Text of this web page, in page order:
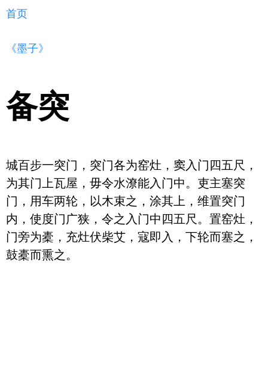
首页
《墨子》
备突
城百步一突门，突门各为窑灶，窦入门四五尺，
为其门上瓦屋，毋令水潦能入门中。吏主塞突
门，用车两轮，以木束之，涂其上，维置突门
内，使度门广狭，令之入门中四五尺。置窑灶，
门旁为橐，充灶伏柴艾，寇即入，下轮而塞之，